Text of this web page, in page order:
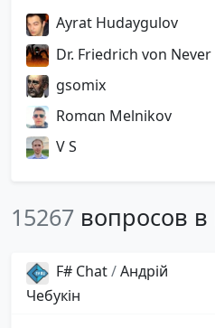
Ayrat Hudaygulov
Dr. Friedrich von Never
gsomix
Romɑn Melnikov
V S
15267 вопросов в
F# Chat/Андрій
Чебукін